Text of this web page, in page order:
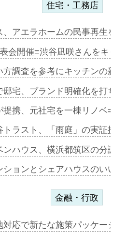
住宅・工務店
、アエラホームの民事再
会開催=渋谷凪咲さんを
方調査を参考にキッチン
邸宅、ブランド明確化を
提携、元社宅を一棟リノ
トラスト、「雨庭」の実
ンハウス、横浜都筑区の
ションとシェアハウスの
金融・行政
対応で新たな施策パッケ